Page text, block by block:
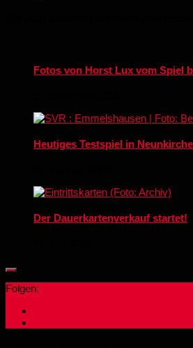
Fotos von Horst Lux vom Spiel
Heutiges Testspiel in
Der Dauerkartenverkauf startet!
Folgen: